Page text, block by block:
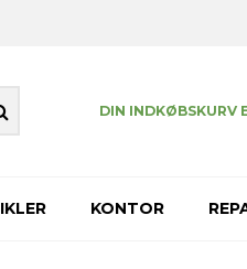
DIN INDKØBSKURV
KONTOR